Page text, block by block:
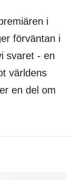
i
förväntan i
svaret - en
världens
en del om